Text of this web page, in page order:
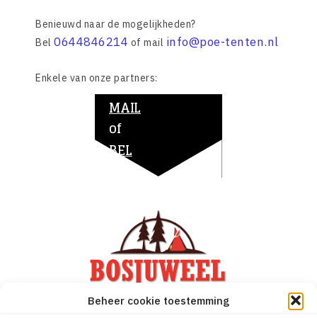
Beheer cookie toestemming
Benieuwd naar de mogelijkheden?
Bel 0644846214 of mail info@poe-tenten.nl
Enkele van onze partners:
MAIL
of
BEL